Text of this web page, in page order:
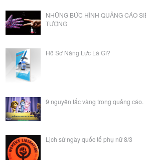
NHỮNG BỨC HÌNH QUẢNG CÁO
TƯỢNG
Hồ Sơ Năng Lực Là Gì?
9 nguyên tắc vàng trong quảng cáo.
Lịch sử ngày quốc tế phụ nữ 8/3